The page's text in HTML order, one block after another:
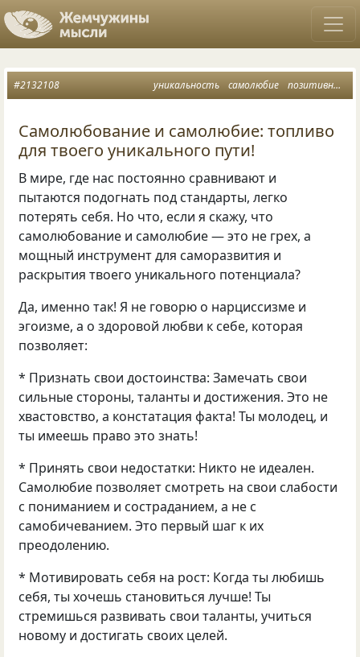
уникальность самолюбие позитивный человек
#2132108
Самолюбование и самолюбие: топливо
для твоего уникального пути!
В мире, где нас постоянно сравнивают и
пытаются подогнать под стандарты, легко
потерять себя. Но что, если я скажу, что
самолюбование и самолюбие — это не грех, а
мощный инструмент для саморазвития и
раскрытия твоего уникального потенциала?
Да, именно так! Я не говорю о нарциссизме и
эгоизме, а о здоровой любви к себе, которая
позволяет:
* Признать свои достоинства: Замечать свои
сильные стороны, таланты и достижения. Это не
хвастовство, а констатация факта! Ты молодец, и
ты имеешь право это знать!
* Принять свои недостатки: Никто не идеален.
Самолюбие позволяет смотреть на свои слабости
с пониманием и состраданием, а не с
самобичеванием. Это первый шаг к их
преодолению.
* Мотивировать себя на рост: Когда ты любишь
себя, ты хочешь становиться лучше! Ты
стремишься развивать свои таланты, учиться
новому и достигать своих целей.